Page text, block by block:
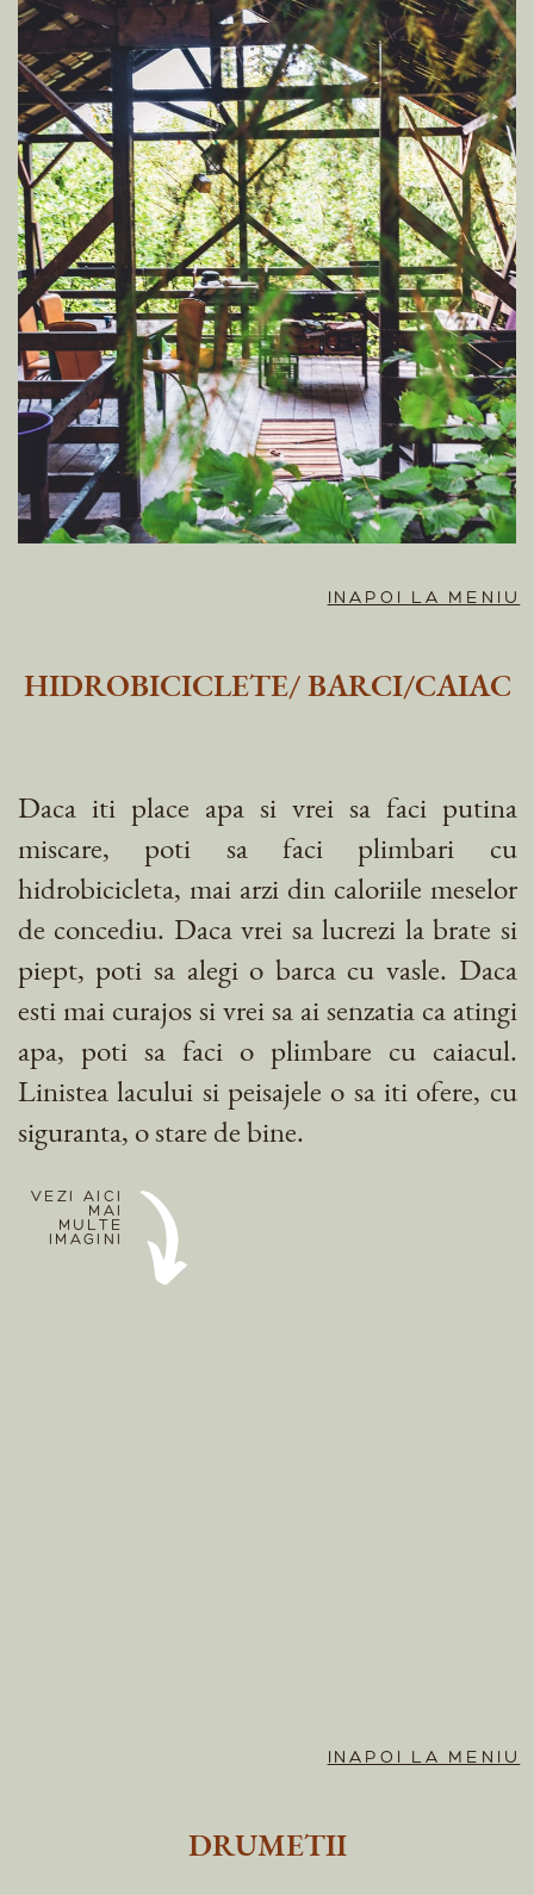
INAPOI LA MENIU
HIDROBICICLETE/ BARCI/CAIAC
Daca iti place apa si vrei sa faci putina
miscare, poti sa faci plimbari cu
hidrobicicleta, mai arzi din caloriile meselor
de concediu. Daca vrei sa lucrezi la brate si
piept, poti sa alegi o barca cu vasle. Daca
esti mai curajos si vrei sa ai senzatia ca atingi
apa, poti sa faci o plimbare cu caiacul.
Linistea lacului si peisajele o sa iti ofere, cu
siguranta, o stare de bine.
VEZI AICI
MAI
MULTE
IMAGINI
INAPOI LA MENIU
DRUMETII